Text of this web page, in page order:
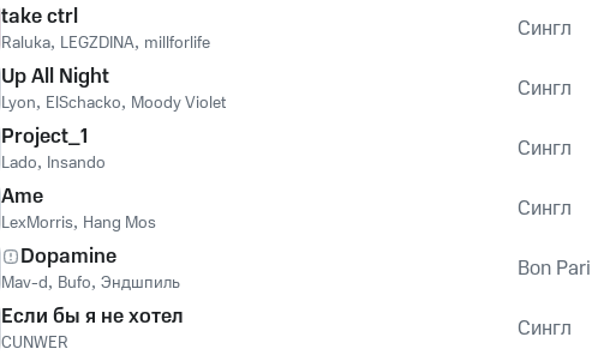
take ctrl
Raluka, LEGZDINA, millforlife Сингл
Up All Night
Lyon, ElSchacko, Moody Violet Сингл
Project_1
Lado, Insando Сингл
Ame
LexMorris, Hang Mos Сингл
Dopamine
Mav-d, Bufo, Эндшпиль Bon Pari
Если бы я не хотел
CUNWER Сингл